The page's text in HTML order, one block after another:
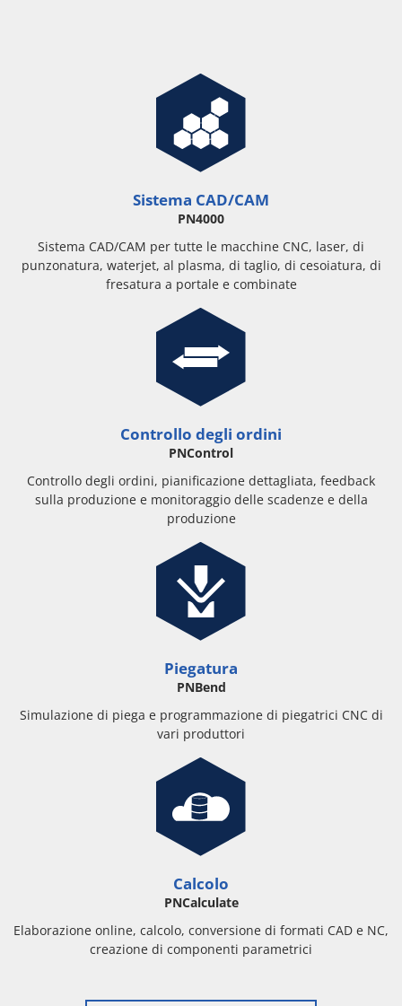
Sistema CAD/CAM
PN4000
Sistema CAD/CAM per tutte le macchine CNC, laser, di
punzonatura, waterjet, al plasma, di taglio, di cesoiatura, di
fresatura a portale e combinate
Controllo degli ordini
PNControl
Controllo degli ordini, pianificazione dettagliata, feedback
sulla produzione e monitoraggio delle scadenze e della
produzione
Piegatura
PNBend
Simulazione di piega e programmazione di piegatrici CNC di
vari produttori
Calcolo
PNCalculate
Elaborazione online, calcolo, conversione di formati CAD e NC,
creazione di componenti parametrici